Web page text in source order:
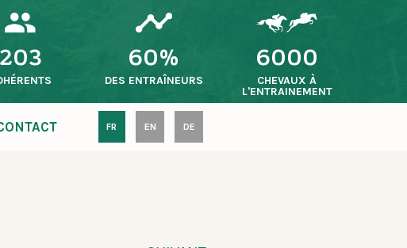
203 60%
DES ENTRAÎNEURS
6000
CHEVAUX À
L'ENTRAINEMENT
FR EN DE